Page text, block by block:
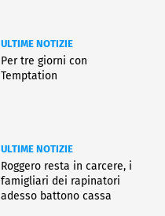
ULTIME NOTIZIE
Per tre giorni con
Temptation
ULTIME NOTIZIE
Roggero resta in carcere, i
famigliari dei rapinatori
adesso battono cassa